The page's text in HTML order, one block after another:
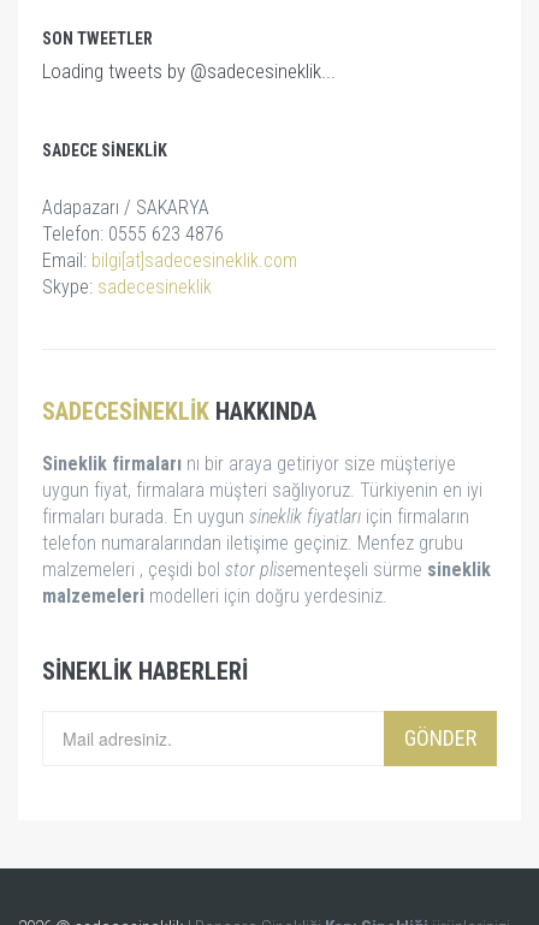
SON TWEETLER
Loading tweets by @sadecesineklik...
SADECE SINEKLIK
Adapazarı / SAKARYA
Telefon: 0555 623 4876
Email: bilgi[at]sadecesineklik.com
Skype: sadecesineklik
SADECESINEKLIK HAKKINDA
Sineklik firmaları nı bir araya getiriyor size müşteriye
uygun fiyat, firmalara müşteri sağlıyoruz. Türkiyenin en iyi
firmaları burada. En uygun sineklik fiyatları için firmaların
telefon numaralarından iletişime geçiniz. Menfez grubu
malzemeleri , çeşidi bol stor plisementeşeli sürme sineklik
malzemeleri modelleri için doğru yerdesiniz.
SINEKLIK HABERLERI
GÖNDER